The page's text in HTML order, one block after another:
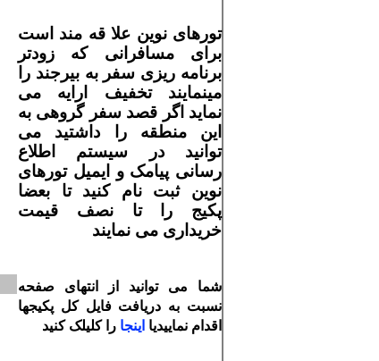
تورهای نوین علا قه مند است
برای مسافرانی که زودتر
برنامه ریزی سفربه بیرجند را
مینمایند تخفیف ارایه می
نماید اگر قصد سفر گروهی به
این منطقه را داشتید می
توانید در سیستم اطلاع
رسانی پیامک و ایمیل تورهای
نوین ثبت نام کنید تا بعضا
پکیج را تا نصف قیمت
خریداری می نمایند
شما می توانید از انتهای صفحه
نسبت به دریافت فایل کل پکیجها
اقدام نماییدیا اینجا را کلیلک کنید